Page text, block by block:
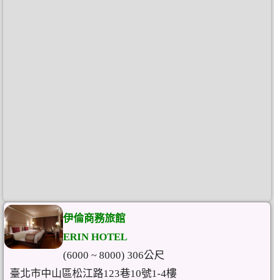
伊倫商務旅館
ERIN HOTEL
(6000 ~ 8000) 306公尺
臺北市中山區松江路123巷10號1-4樓